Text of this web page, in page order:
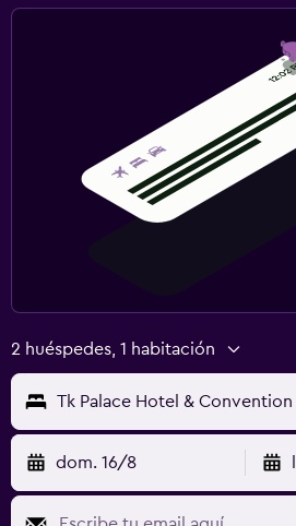
2 huéspedes, 1 habitación
Tk Palace Hotel & Convention
dom. 16/8